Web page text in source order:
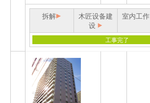
拆解
木匠设备建
设
室内工作
工事完了